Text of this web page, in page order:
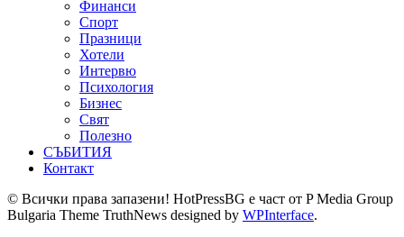
Финанси
Спорт
Празници
Хотели
Интервю
Психология
Бизнес
Свят
Полезно
СЪБИТИЯ
Контакт
© Всички права запазени! HotPressBG е част от P Media Group
Bulgaria Theme TruthNews designed by WPInterface.